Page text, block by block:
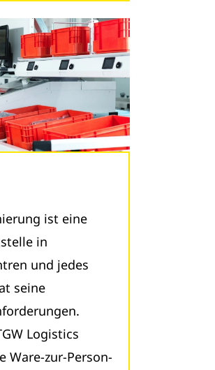
ist eine
in
und jedes
seine
Logistics
Ware-zur-Person-